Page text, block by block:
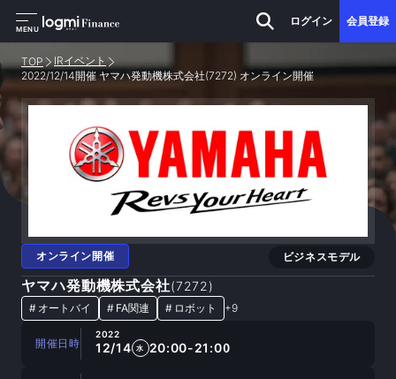
MENU
ログイン 会員登録
TOP
IRイベント
2022/12/14開催 ヤマハ発動機株式会社(7272) オンライン開催
オンライン開催 ビジネスモデル
ヤマハ発動機株式会社(7272 )
# オートバイ # FA関連 # ロボット +9
開催日時
2022
12/14 水 20:00-21:00